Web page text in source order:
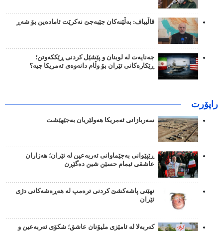
قاڵیباف: بەڵێنەکان جێبەجێ نەکرێت ئامادەین بۆ شەڕ
جەنایەت لە لوبنان و پێشێل کردنی ڕێککەوتن؛
ڕێکارەکانی ئێران بۆ وڵام دانەوەی ئەمریکا چیە؟
راپۆرت
سەربازانی ئەمریکا هەولێریان بەجێهێشت
ڕێپێوانی بەجێماوانی ئەربەعین لە ئێران؛ هەزاران
عاشقی ئیمام حسێن شین دەگێڕن
نهێنی پاشەکشێ کردنی ترەمپ لە هەڕەشەکانی دژی
ئێران
کەربەلا لە ئامێزی ملیۆنان عاشق؛ شکۆی ئەربەعین و